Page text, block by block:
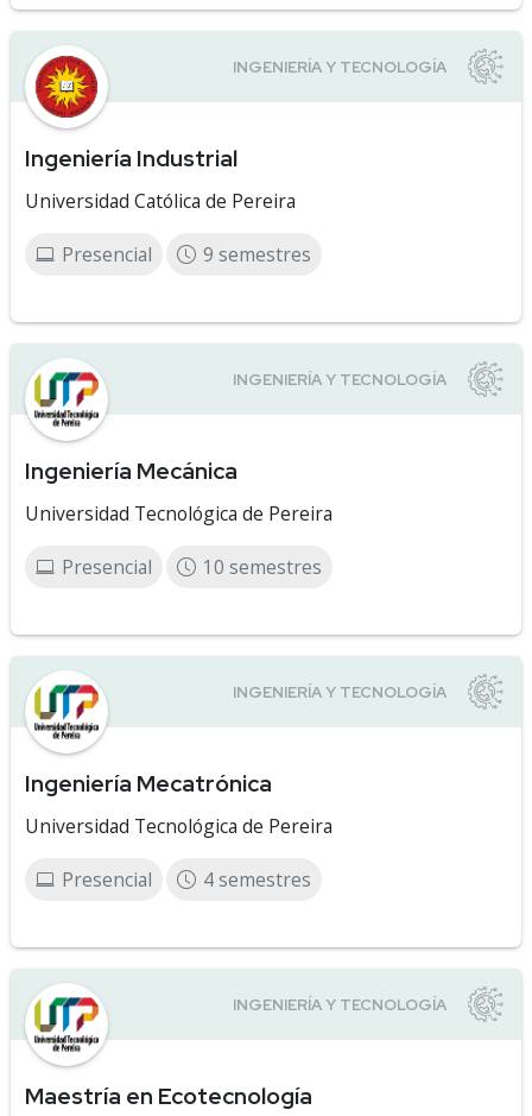
Ingeniería Industrial
Universidad Católica de Pereira
Presencial 9 semestres
Ingeniería Mecánica
Universidad Tecnológica de Pereira
Presencial 10 semestres
Ingeniería Mecatrónica
Universidad Tecnológica de Pereira
Presencial 4 semestres
Maestría en Ecotecnología